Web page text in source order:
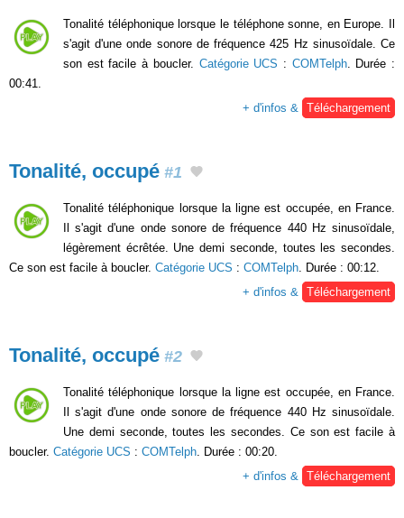
Tonalité téléphonique lorsque le téléphone sonne, en Europe. Il
s'agit d'une onde sonore de fréquence 425 Hz sinusoïdale. Ce
son est facile à boucler. Catégorie UCS : COMTelph. Durée :
00:41.
+ d'infos & Téléchargement
Tonalité, occupé #1
Tonalité téléphonique lorsque la ligne est occupée, en France.
Il s'agit d'une onde sonore de fréquence 440 Hz sinusoïdale,
légèrement écrêtée. Une demi seconde, toutes les secondes.
Ce son est facile à boucler. Catégorie UCS : COMTelph . Durée : 00:12.
+ d'infos &
Téléchargement
Tonalité, occupé #2
Tonalité téléphonique lorsque la ligne est occupée, en France.
Il s'agit d'une onde sonore de fréquence 440 Hz sinusoïdale.
Une demi seconde, toutes les secondes. Ce son est facile à
boucler. Catégorie UCS : COMTelph . Durée : 00:20.
+ d'infos &
Téléchargement